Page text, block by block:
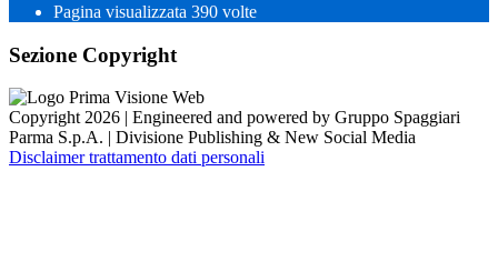
Pagina visualizzata 390 volte
Sezione Copyright
Copyright 2026 | Engineered and powered by Gruppo Spaggiari
Parma S.p.A. | Divisione Publishing & New Social Media
Disclaimer trattamento dati personali